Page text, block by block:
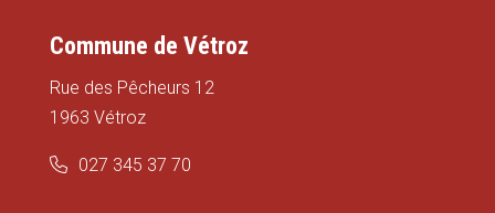
Commune de Vétroz
Rue des Pêcheurs 12
1963 Vétroz
027 345 37 70